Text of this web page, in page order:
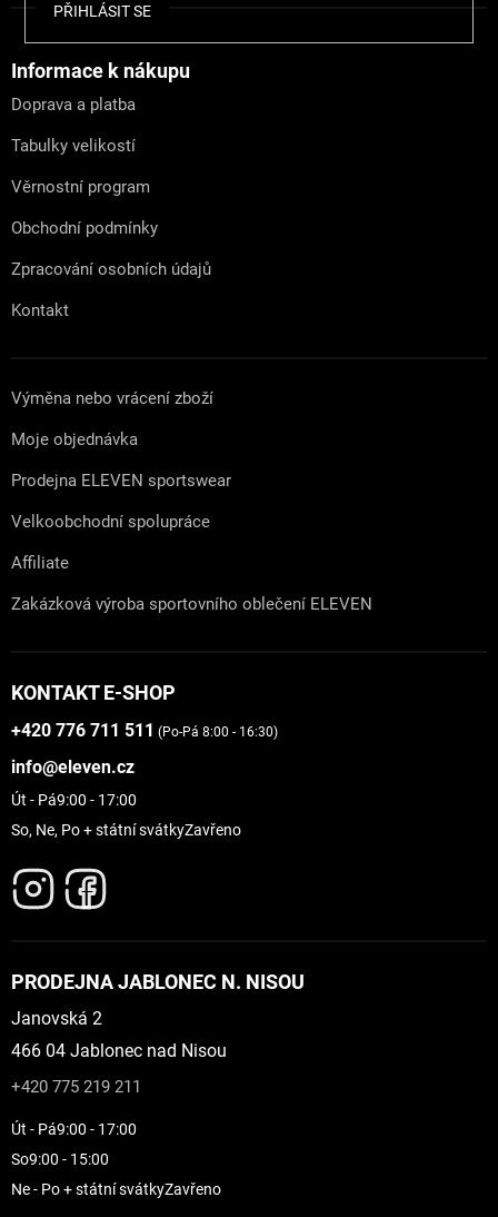
PŘIHLÁSIT SE
Informace k nákupu
Doprava a platba
Tabulky velikostí
Věrnostní program
Obchodní podmínky
Zpracování osobních údajů
Kontakt
Výměna nebo vrácení zboží
Moje objednávka
Prodejna ELEVEN sportswear
Velkoobchodní spolupráce
Affiliate
Zakázková výroba sportovního oblečení ELEVEN
KONTAKT E-SHOP
+420 776 711 511 (Po-Pá 8:00 - 16:30)
info@eleven.cz
Út - Pá9:00 - 17:00
So, Ne, Po + státní svátkyZavřeno
PRODEJNA JABLONEC N. NISOU
Janovská 2
466 04 Jablonec nad Nisou
+420 775 219 211
Út - Pá9:00 - 17:00
So9:00 - 15:00
Ne - Po + státní svátkyZavřeno